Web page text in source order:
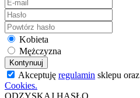
Kobieta
Mężczyzna
Kontynuuj
Akceptuję regulamin sklepu oraz
Cookies.
ODZYSKAJ HASŁO